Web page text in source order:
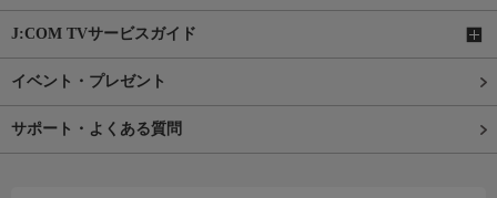
J:COM TVサービスガイド
イベント・プレゼント
サポート・よくある質問